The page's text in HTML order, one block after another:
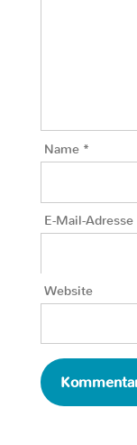
Name *
E-Mail-Adresse
Website